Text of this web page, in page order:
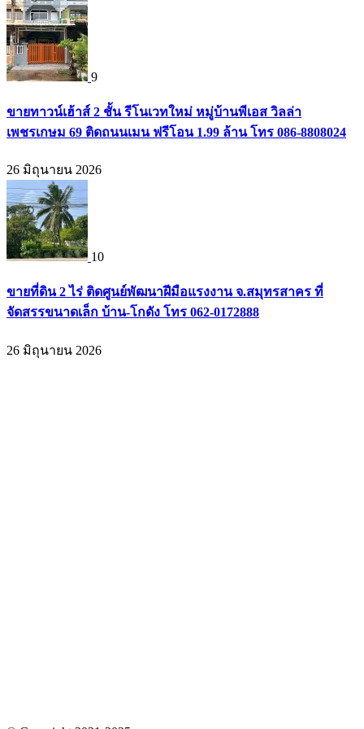
9
ขายทาวน์เฮ้าส์ 2 ชั้น รีโนเวทใหม่ หมู่บ้านพีเอส วิลล่า
เพชรเกษม 69 ติดถนนเมน ฟรีโอน 1.99 ล้าน โทร 086-8808024
26 มิถุนายน 2026
10
ขายที่ดิน 2 ไร่ ติดศูนย์พัฒนาฝีมือแรงงาน จ.สมุทรสาคร ที่
จัดสรรขนาดเล็ก บ้าน-โกดัง โทร 062-0172888
26 มิถุนายน 2026